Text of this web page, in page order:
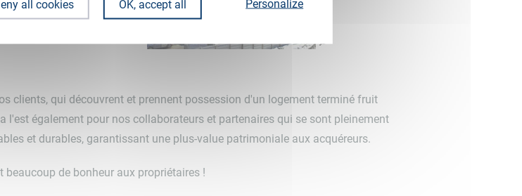
clients, qui découvrent et prennent possession d'un logement terminé fruit
l'est également pour nos collaborateurs et partenaires qui se sont pleinement
et durables, garantissant une plus-value patrimoniale aux acquéreurs.
de bonheur aux propriétaires !
all cookies OK, accept all Personalize